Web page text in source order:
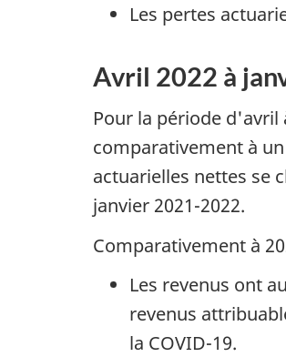
Les pertes
Avril 2022 à
Pour la période d'avril
comparativement à
actuarielles nettes se
janvier 2021-2022.
Comparativement à
Les revenus ont
revenus
la COVID-19.